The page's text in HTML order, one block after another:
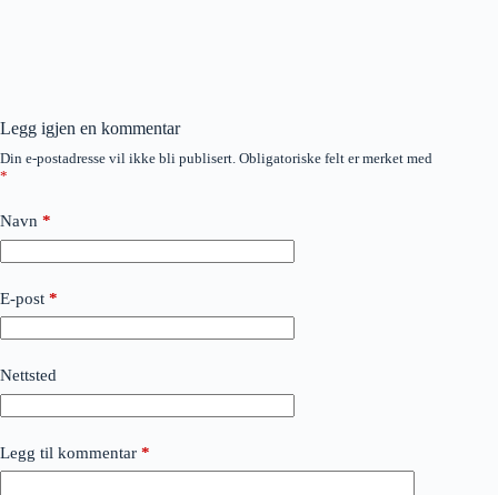
Legg igjen en kommentar
Din e-postadresse vil ikke bli publisert. Obligatoriske felt er merket med
*
Navn *
E-post *
Nettsted
Legg til kommentar *